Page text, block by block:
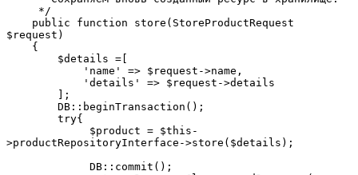
     */
$request)
    {
        $details =[
            'name' => $request->name,
            'details' => $request->details
        ];
        DB::beginTransaction();
        try{
>productRepositoryInterface->store($details);
             DB::commit();